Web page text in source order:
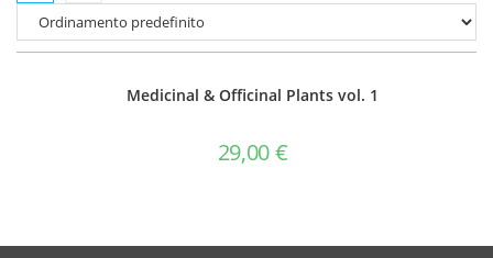
Medicinal & Officinal Plants vol. 1
29,00€